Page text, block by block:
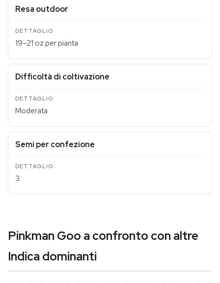
Resa outdoor
19–21 oz per pianta
Difficoltà di coltivazione
Moderata
Semi per confezione
3
Pinkman Goo a confronto con altre
Indica dominanti